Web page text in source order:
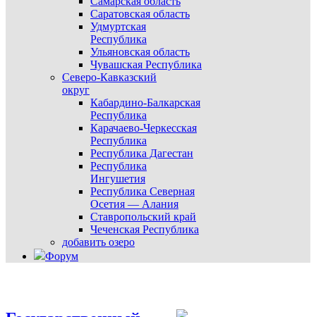
Саратовская область
Удмуртская
Республика
Ульяновская область
Чувашская Республика
Северо-Кавказский
округ
Кабардино-Балкарская
Республика
Карачаево-Черкесская
Республика
Республика Дагестан
Республика
Ингушетия
Республика Северная
Осетия — Алания
Ставропольский край
Чеченская Республика
добавить озеро
Форум